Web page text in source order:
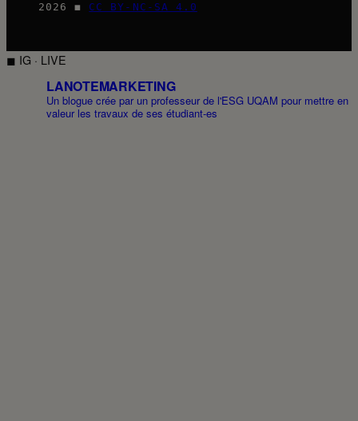
2026 ◼ CC BY-NC-SA 4.0
◼ IG · LIVE
LANOTEMARKETING
Un blogue crée par un professeur de l'ESG UQAM pour mettre en
valeur les travaux de ses étudiant-es